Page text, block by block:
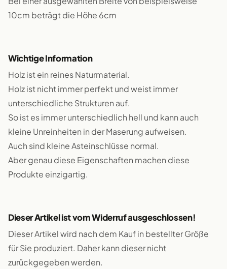
10cm beträgt die Höhe 6cm
Wichtige Information
Holz ist ein reines Naturmaterial.
Holz ist nicht immer perfekt und weist immer
unterschiedliche Strukturen auf.
So ist es immer unterschiedlich hell und kann auch
kleine Unreinheiten in der Maserung aufweisen.
Auch sind kleine Asteinschlüsse normal.
Aber genau diese Eigenschaften machen diese
Produkte einzigartig.
Dieser Artikel ist vom Widerruf ausgeschlossen!
Dieser Artikel wird nach dem Kauf in bestellter Größe
für Sie produziert. Daher kann dieser nicht
zurückgegeben werden.